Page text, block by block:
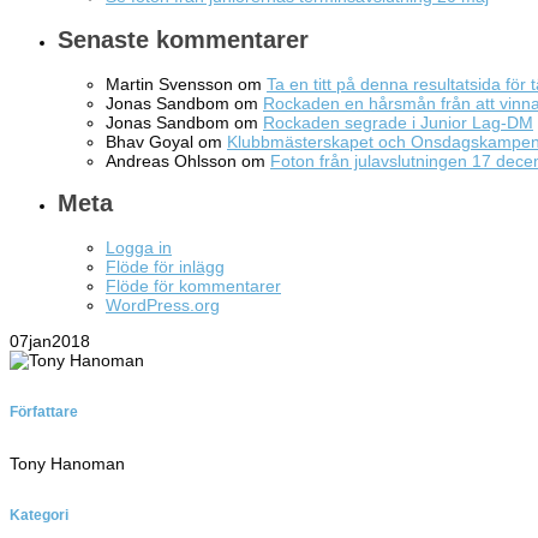
Senaste kommentarer
Martin Svensson om Ta en titt på denna resultatsida för
Jonas Sandbom om Rockaden en hårsmån från att
Jonas Sandbom om Rockaden segrade i Junior Lag-DM
Bhav Goyal om Klubbmästerskapet och
Andreas Ohlsson om Foton från julavslutningen 17
Meta
Logga in
Flöde för inlägg
Flöde för kommentarer
WordPress.org
07jan2018
Författare
Tony Hanoman
Kategori